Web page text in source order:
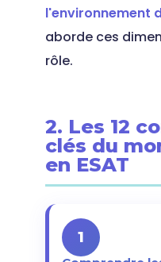
l'environnement
aborde ces
rôle.
2. Les 12
clés du
en ESAT
1